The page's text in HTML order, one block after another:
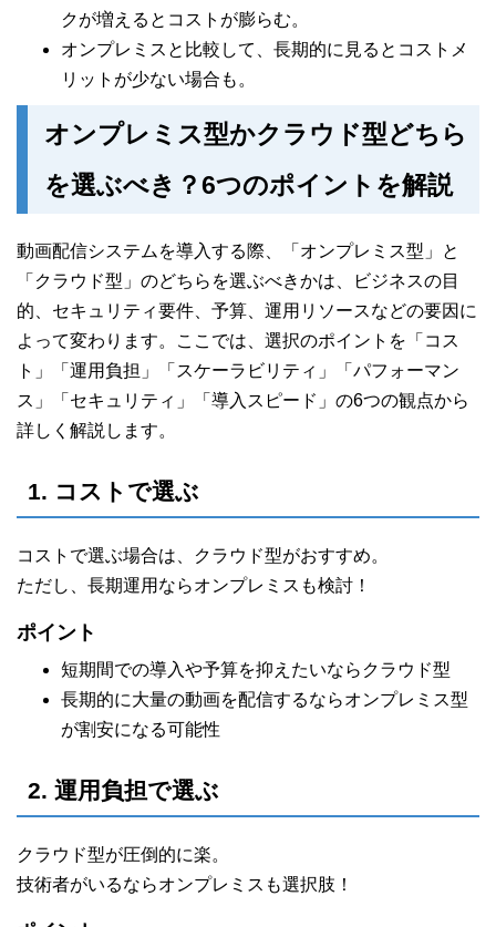
クが増えるとコストが膨らむ。
オンプレミスと比較して、長期的に見るとコストメ
リットが少ない場合も。
オンプレミス型かクラウド型どちら
を選ぶべき？6つのポイントを解説
動画配信システムを導入する際、「オンプレミス型」と
「クラウド型」のどちらを選ぶべきかは、ビジネスの目
的、セキュリティ要件、予算、運用リソースなどの要因に
よって変わります。ここでは、選択のポイントを「コス
ト」「運用負担」「スケーラビリティ」「パフォーマン
ス」「セキュリティ」「導入スピード」の6つの観点から
詳しく解説します。
1. コストで選ぶ
コストで選ぶ場合は、クラウド型がおすすめ。
ただし、長期運用ならオンプレミスも検討！
ポイント
短期間での導入や予算を抑えたいならクラウド型
長期的に大量の動画を配信するならオンプレミス型
が割安になる可能性
2. 運用負担で選ぶ
クラウド型が圧倒的に楽。
技術者がいるならオンプレミスも選択肢！